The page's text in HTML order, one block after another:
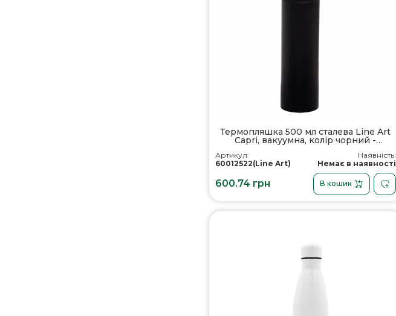
Термопляшка 500 мл сталева Line Art
Capri, вакуумна, колір чорний -
60012522-01
Артикул:
60012522(Line Art)
Наявність:
Немає в наявності
600.74 грн В кошик